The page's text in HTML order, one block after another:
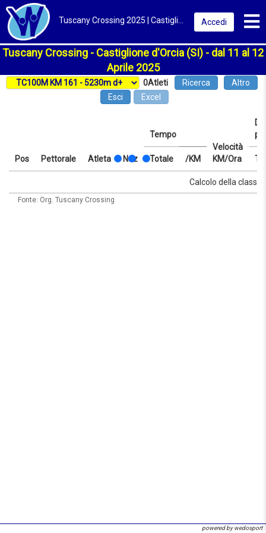
Accedi
Tuscany Crossing - Castiglione d'Orcia (SI) - dal 11 al 12
Aprile 2025
0Atleti Ricerca
Altro
Esci
Excel
Pos Pettorale Atleta Naz
Tempo
Velocità
KM/Ora
Totale /KM
Velocità
/KM
Calcolo della
Fonte: Org. Tuscany Crossing
powered by wedosport